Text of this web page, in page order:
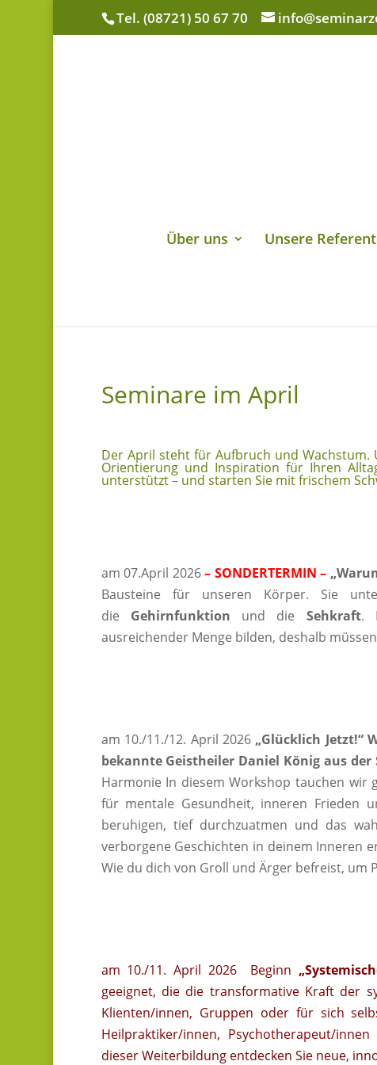
Tel. (08721) 50 67 70
Über uns Unsere
Seminare im April
Der April steht für Aufbruch und Wachstum.
Orientierung und Inspiration für Ihren
unterstützt – und starten Sie mit frischem
am 07.April 2026– SONDERTERMIN –
Bausteine für unseren Körper. Sie
die Gehirnfunktion und die Sehkraft.
ausreichender Menge bilden, deshalb
am 10./11./12. April 2026„Glücklich Jetzt!“
bekannte Geistheiler Daniel König aus der
Harmonie In diesem Workshop tauchen wir
für mentale Gesundheit, inneren Frieden
beruhigen, tief durchzuatmen und das
verborgene Geschichten in deinem Inneren
Wie du dich von Groll und Ärger befreist, um
am 10./11. April 2026 Beginn
geeignet, die die transformative Kraft der
Klienten/innen, Gruppen oder für sich
Heilpraktiker/innen, Psychotherapeut/
dieser Weiterbildung entdecken Sie neue,